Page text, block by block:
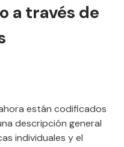
a través de
están codificados
descripción general
individuales y el